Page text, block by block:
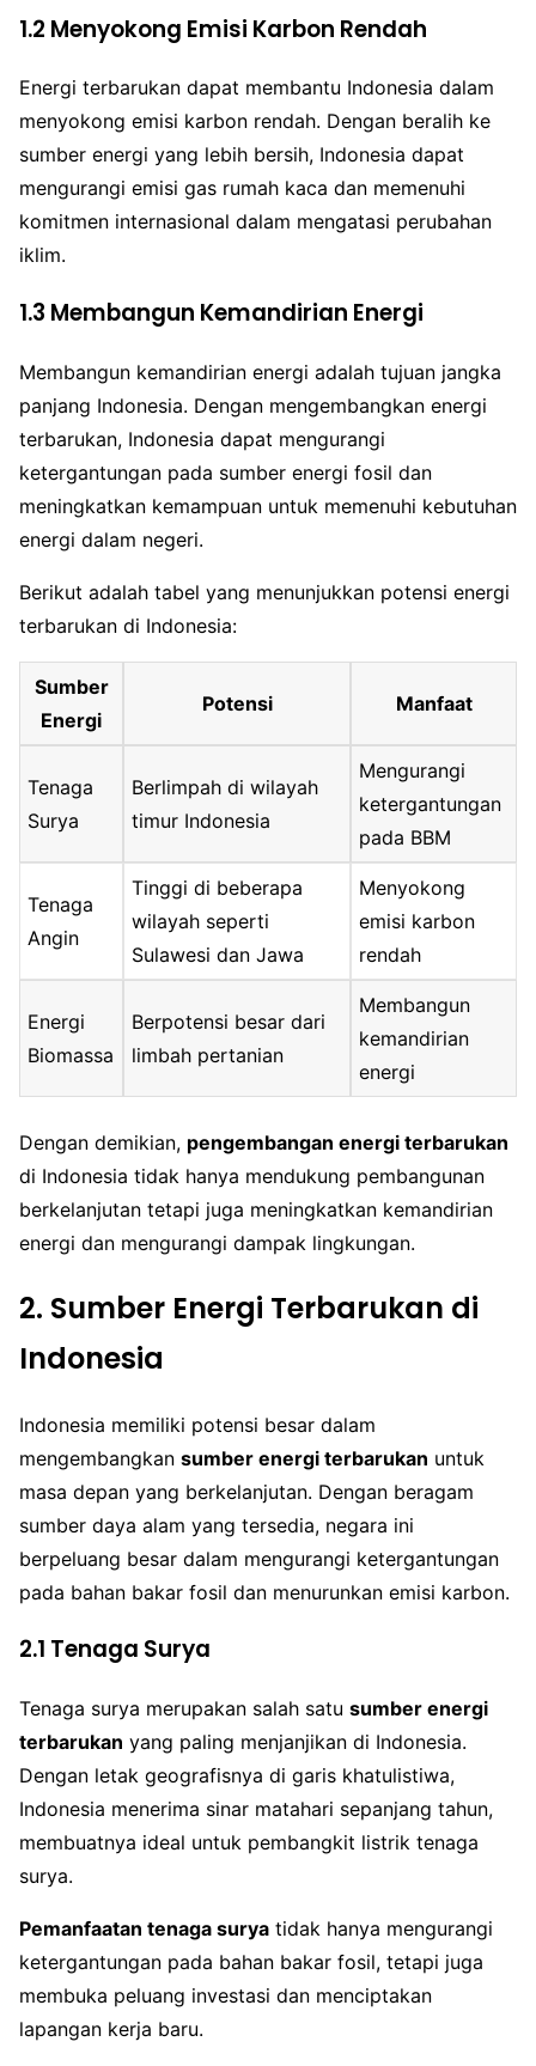
1.2 Menyokong Emisi Karbon Rendah
Energi terbarukan dapat membantu Indonesia dalam
menyokong emisi karbon rendah. Dengan beralih ke
sumber energi yang lebih bersih, Indonesia dapat
mengurangi emisi gas rumah kaca dan memenuhi
komitmen internasional dalam mengatasi perubahan
iklim.
1.3 Membangun Kemandirian Energi
Membangun kemandirian energi adalah tujuan jangka
panjang Indonesia. Dengan mengembangkan energi
terbarukan, Indonesia dapat mengurangi
ketergantungan pada sumber energi fosil dan
meningkatkan kemampuan untuk memenuhi kebutuhan
energi dalam negeri.
Berikut adalah tabel yang menunjukkan potensi energi
terbarukan di Indonesia:
Sumber
Energi
Potensi Manfaat
Tenaga
Surya
Berlimpah di wilayah
timur Indonesia
Mengurangi
ketergantungan
pada BBM
Tenaga
Angin
Tinggi di beberapa
wilayah seperti
Sulawesi dan Jawa
Menyokong
emisi karbon
rendah
Energi
Biomassa
Berpotensi besar dari
limbah pertanian
Membangun
kemandirian
energi
Dengan demikian, pengembangan energi terbarukan
di Indonesia tidak hanya mendukung pembangunan
berkelanjutan tetapi juga meningkatkan kemandirian
energi dan mengurangi dampak lingkungan.
2. Sumber Energi Terbarukan di
Indonesia
Indonesia memiliki potensi besar dalam
mengembangkan sumber energi terbarukan untuk
masa depan yang berkelanjutan. Dengan beragam
sumber daya alam yang tersedia, negara ini
berpeluang besar dalam mengurangi ketergantungan
pada bahan bakar fosil dan menurunkan emisi karbon.
2.1 Tenaga Surya
Tenaga surya merupakan salah satu sumber energi
terbarukan yang paling menjanjikan di Indonesia.
Dengan letak geografisnya di garis khatulistiwa,
Indonesia menerima sinar matahari sepanjang tahun,
membuatnya ideal untuk pembangkit listrik tenaga
surya.
Pemanfaatan tenaga surya tidak hanya mengurangi
ketergantungan pada bahan bakar fosil, tetapi juga
membuka peluang investasi dan menciptakan
lapangan kerja baru.